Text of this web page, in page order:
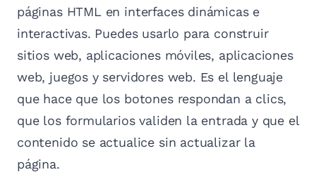
páginas HTML en interfaces dinámicas e
interactivas. Puedes usarlo para construir
sitios web, aplicaciones móviles, aplicaciones
web, juegos y servidores web. Es el lenguaje
que hace que los botones respondan a clics,
que los formularios validen la entrada y que el
contenido se actualice sin actualizar la
página.